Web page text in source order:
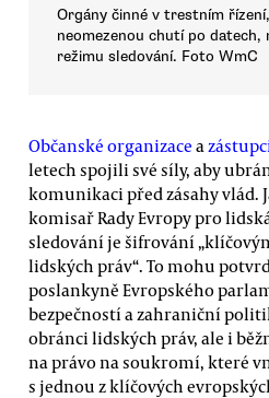
Orgány činné v trestním
neomezenou chutí po datech,
režimu sledování. Foto WmC
Občanské organizace a
letech spojili své síly, aby
komunikaci před zásahy vlád.
komisař Rady Evropy pro
sledování je šifrování
lidských práv“. To mohu
poslankyně Evropského
bezpečností a zahraniční
obránci lidských práv, ale i
na právo na soukromí, které
s jednou z klíčových